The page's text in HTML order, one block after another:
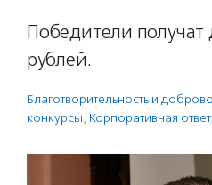
Победители
рублей.
Благотвори­тель­ность и
конкурсы, Корпоративная